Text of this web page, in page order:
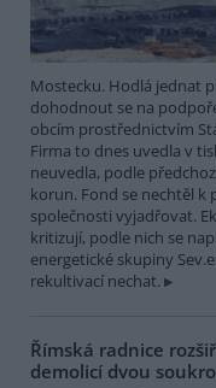
Mostecku. Hodlá jednat
dohodnout se na
obcím prostřednictvím
Firma to dnes uvedla v
neuvedla, podle
korun. Fond se nechtěl k
společnosti vyjadřovat.
kritizují, podle nich se
energetické skupiny
rekultivací nechat.
Římská radnice
demolicí dvou